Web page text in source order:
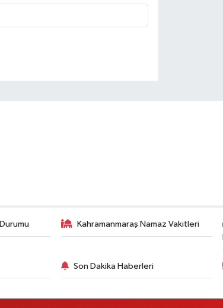
Kahramanmaraş Namaz Vakitleri
Son Dakika Haberleri